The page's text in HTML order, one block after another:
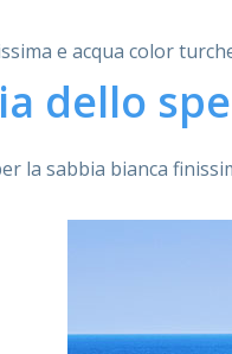
e acqua color
dello
la sabbia bianca